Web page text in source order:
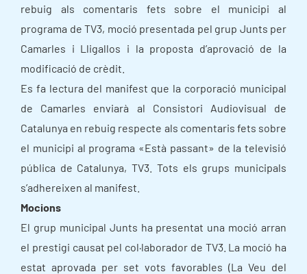
rebuig als comentaris fets sobre el municipi al
programa de TV3, moció presentada pel grup Junts per
Camarles i Lligallos i la proposta d’aprovació de la
modificació de crèdit.
Es fa lectura del manifest que la corporació municipal
de Camarles enviarà al Consistori Audiovisual de
Catalunya en rebuig respecte als comentaris fets sobre
el municipi al programa «Està passant» de la televisió
pública de Catalunya, TV3. Tots els grups municipals
s’adhereixen al manifest.
Mocions
El grup municipal Junts ha presentat una moció arran
el prestigi causat pel col·laborador de TV3. La moció ha
estat aprovada per set vots favorables (La Veu del